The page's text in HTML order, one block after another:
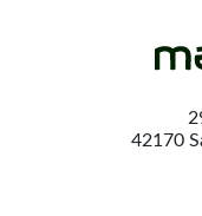
42170